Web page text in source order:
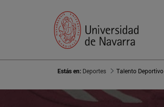
Estás en: Deportes Talento Deportivo